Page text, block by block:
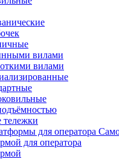
вилами
вилами
для оператора